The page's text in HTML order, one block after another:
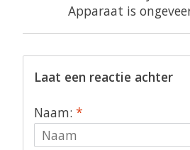
Apparaat is
Laat een reactie achter
Naam: *